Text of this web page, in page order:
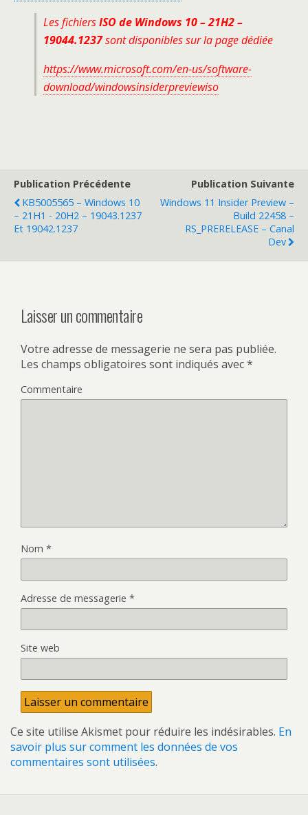
Les fichiersISO de Windows 10 – 21H2 –
19044.1237sont disponibles sur la page dédiée
https://www.microsoft.com/en-us/software-
download/windowsinsiderpreviewiso
Publication Précédente
KB5005565 – Windows 10
– 21H1 - 20H2 – 19043.1237
Et 19042.1237
Publication Suivante
Windows 11 Insider Preview –
Build 22458 –
RS_PRERELEASE – Canal
Dev
Laisser un commentaire
Votre adresse de messagerie ne sera pas publiée.
Les champs obligatoires sont indiqués avec*
Commentaire
Nom *
Adresse de messagerie *
Site web
Ce site utilise Akismet pour réduire les indésirables. En
savoir plus sur comment les données de vos
commentaires sont utilisées.